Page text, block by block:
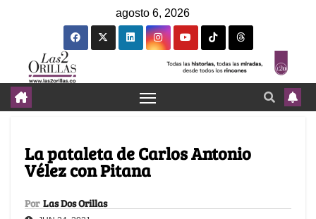
agosto 6, 2026
La pataleta de Carlos Antonio
Vélez con Pitana
Por Las Dos Orillas